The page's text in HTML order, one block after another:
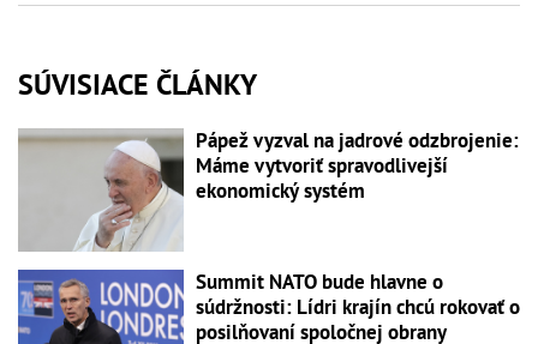
SÚVISIACE ČLÁNKY
Pápež vyzval na jadrové odzbrojenie:
Máme vytvoriť spravodlivejší
ekonomický systém
Summit NATO bude hlavne o
súdržnosti: Lídri krajín chcú rokovať o
posilňovaní spoločnej obrany